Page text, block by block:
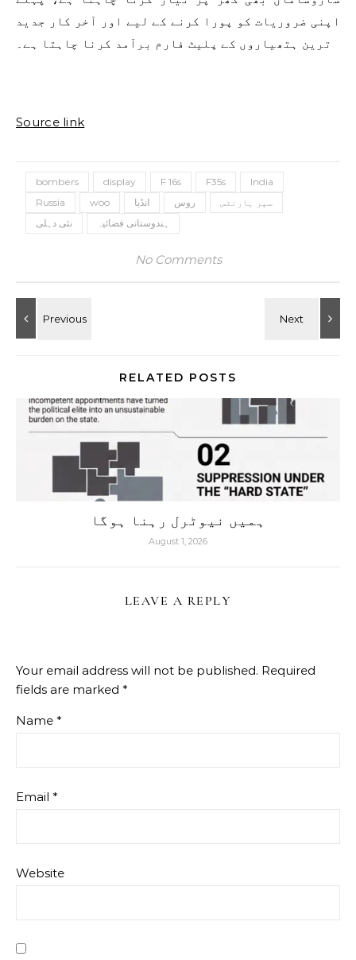
اپنی ضروریات کو پورا کرنے کے لیے اور آخر کار جدید
ترین ہتھیاروں کے پلیٹ فارم برآمد کرنا چاہتا ہے۔
Source link
bombers display F 16s F35s
India
Russia
woo انڈیا روس
سپر ہارنٹس
نئی دہلی
ہندوستانی فضائیہ
No Comments
RELATED POSTS
ہمیں نیوٹرل رہنا ہوگا
August 1, 2026
LEAVE A REPLY
Your email address will not be published. Required
fields are marked *
Name *
Email *
Website